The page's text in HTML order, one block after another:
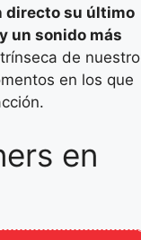
directo su último
un sonido más
de nuestro
en los que
en